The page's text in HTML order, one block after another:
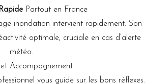
Partout en France
inondation intervient rapidement. Son
optimale, cruciale en cas d’alerte
météo.
et Accompagnement
vous guide sur les bons réflexes.